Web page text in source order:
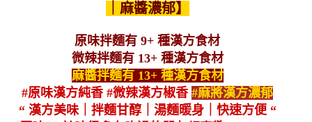
｜麻醬濃郁】
原味拌麵有 9+ 種漢方食材
微辣拌麵有 13+ 種漢方食材
麻醬拌麵有 13+ 種漢方食材
#原味漢方純香 #微辣漢方椒香#麻將漢方濃郁
“ 漢方美味｜拌麵甘醇｜湯麵暖身｜快速方便 “